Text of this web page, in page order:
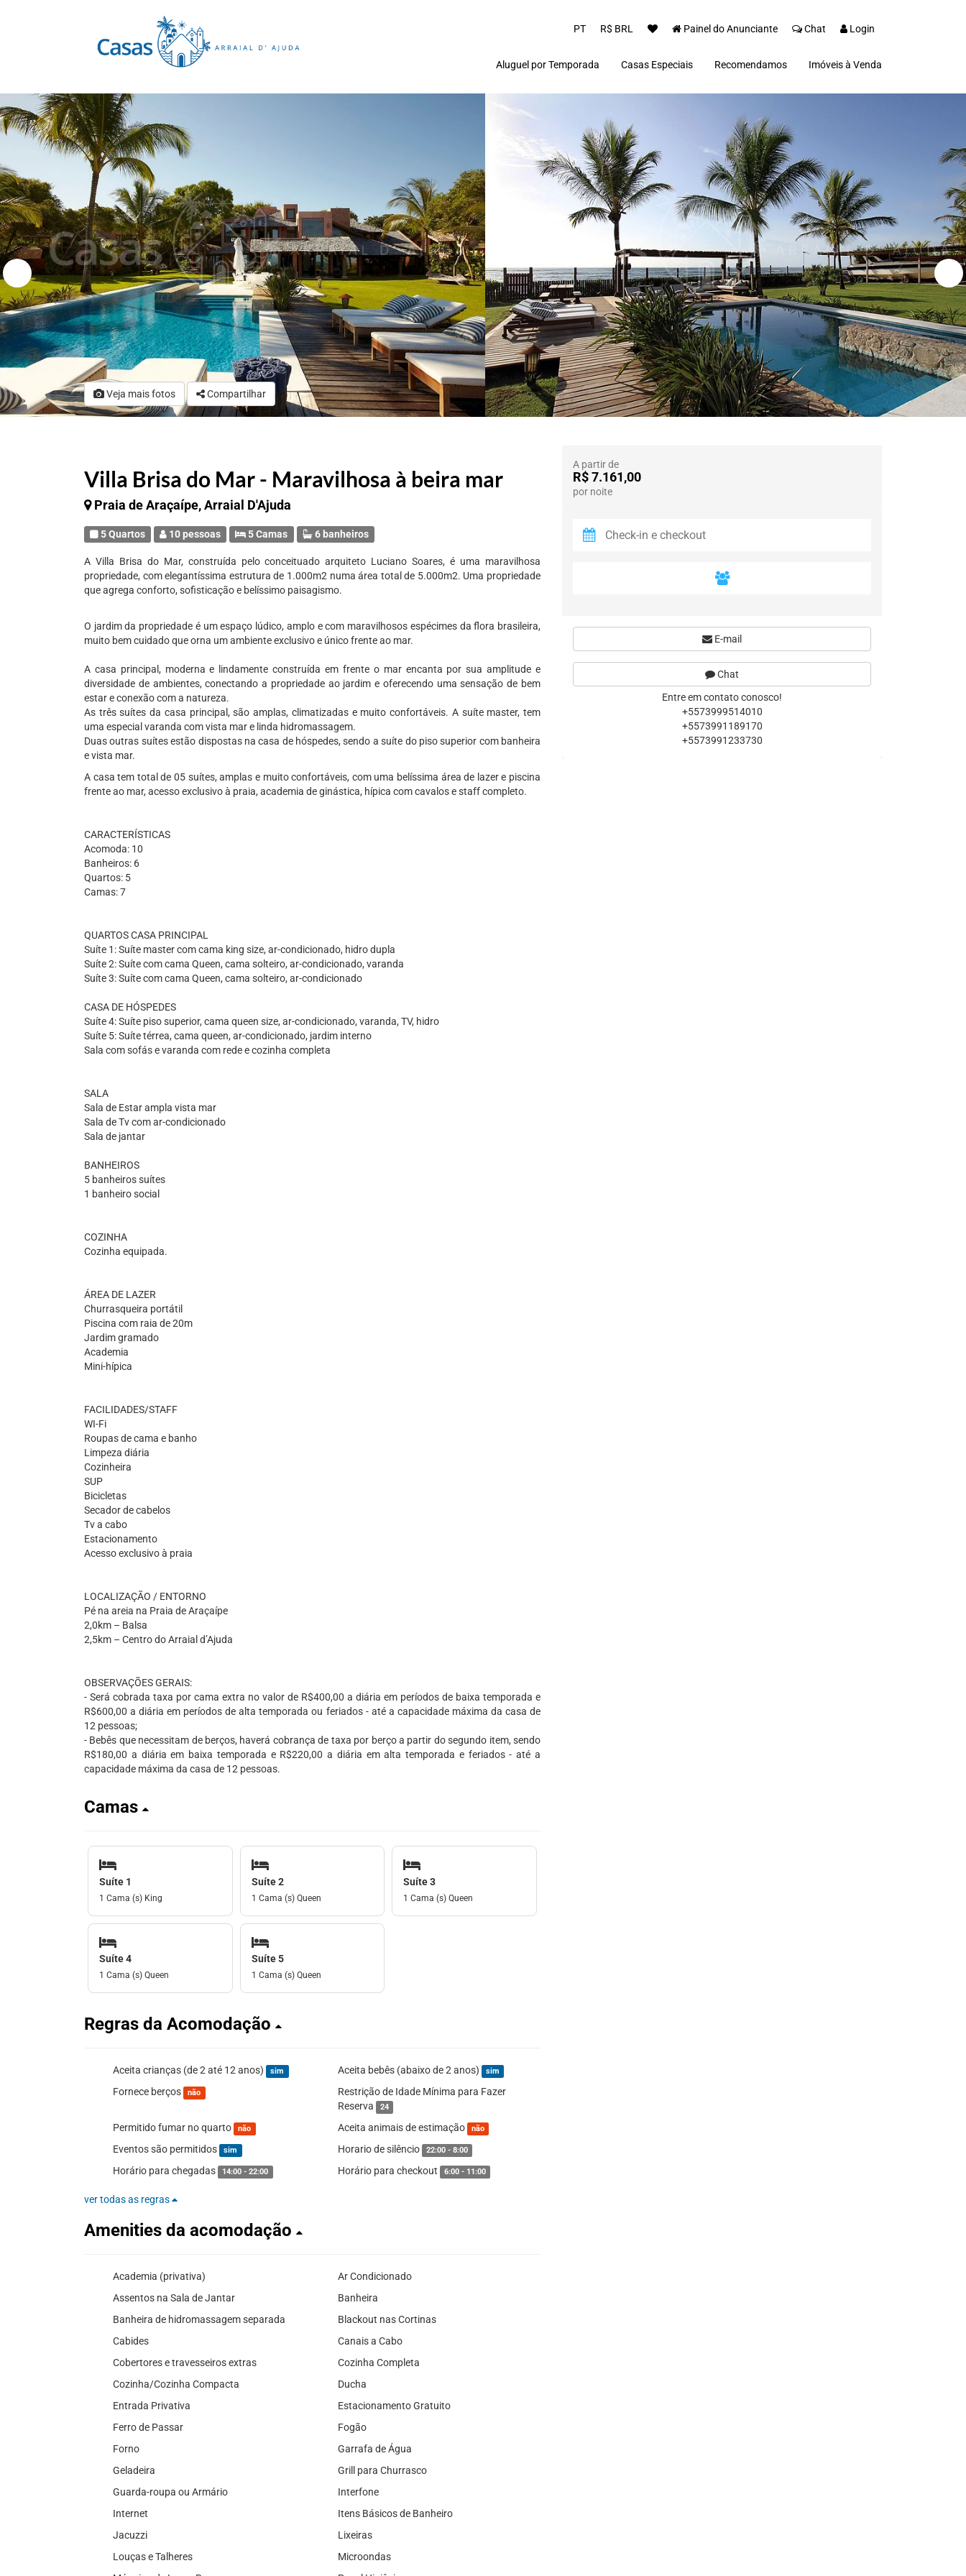
PT R$ BRL Painel do Anunciante Chat Login
Aluguel por Temporada Casas Especiais
Praia do Espelho
Recomendamos Imóveis à Venda
Veja mais fotos Compartilhar
Villa Brisa do Mar - Maravilhosa à beira mar
Praia de Araçaípe, Arraial D'Ajuda
5 Quartos 10 pessoas 5 Camas 6 banheiros
A Villa Brisa do Mar, construída pelo conceituado arquiteto Luciano Soares, é uma maravilhosa
propriedade, com elegantíssima estrutura de 1.000m2 numa área total de 5.000m2. Uma propriedade
que agrega conforto, sofisticação e belíssimo paisagismo.
O jardim da propriedade é um espaço lúdico, amplo e com maravilhosos espécimes da flora brasileira,
muito bem cuidado que orna um ambiente exclusivo e único frente ao mar.
A casa principal, moderna e lindamente construída em frente o mar encanta por sua amplitude e
diversidade de ambientes, conectando a propriedade ao jardim e oferecendo uma sensação de bem
estar e conexão com a natureza.
As três suítes da casa principal, são amplas, climatizadas e muito confortáveis. A suíte master, tem
uma especial varanda com vista mar e linda hidromassagem.
Duas outras suítes estão dispostas na casa de hóspedes, sendo a suíte do piso superior com banheira
e vista mar.
A casa tem total de 05 suítes, amplas e muito confortáveis, com uma belíssima área de lazer e piscina
frente ao mar, acesso exclusivo à praia, academia de ginástica, hípica com cavalos e staff completo.
CARACTERÍSTICAS
Acomoda: 10
Banheiros: 6
Quartos: 5
Camas: 7
QUARTOS CASA PRINCIPAL
Suíte 1: Suíte master com cama king size, ar-condicionado, hidro dupla
Suíte 2: Suíte com cama Queen, cama solteiro, ar-condicionado, varanda
Suíte 3: Suíte com cama Queen, cama solteiro, ar-condicionado
CASA DE HÓSPEDES
Suíte 4: Suíte piso superior, cama queen size, ar-condicionado, varanda, TV, hidro
Suíte 5: Suíte térrea, cama queen, ar-condicionado, jardim interno
Sala com sofás e varanda com rede e cozinha completa
SALA
Sala de Estar ampla vista mar
Sala de Tv com ar-condicionado
Sala de jantar
BANHEIROS
5 banheiros suítes
1 banheiro social
COZINHA
Cozinha equipada.
ÁREA DE LAZER
Churrasqueira portátil
Piscina com raia de 20m
Jardim gramado
Academia
Mini-hípica
FACILIDADES/STAFF
WI-Fi
Roupas de cama e banho
Limpeza diária
Cozinheira
SUP
Bicicletas
Secador de cabelos
Tv a cabo
Estacionamento
Acesso exclusivo à praia
LOCALIZAÇÃO / ENTORNO
Pé na areia na Praia de Araçaípe
2,0km – Balsa
2,5km – Centro do Arraial d’Ajuda
OBSERVAÇÕES GERAIS:
- Será cobrada taxa por cama extra no valor de R$400,00 a diária em períodos de baixa temporada e
R$600,00 a diária em períodos de alta temporada ou feriados - até a capacidade máxima da casa de
12 pessoas;
- Bebês que necessitam de berços, haverá cobrança de taxa por berço a partir do segundo item, sendo
R$180,00 a diária em baixa temporada e R$220,00 a diária em alta temporada e feriados - até a
capacidade máxima da casa de 12 pessoas.
Camas
Suíte 1
1 Cama (s) King
Suíte 2
1 Cama (s) Queen
Suíte 3
1 Cama (s) Queen
Suíte 4
1 Cama (s) Queen
Suíte 5
1 Cama (s) Queen
Regras da Acomodação
Aceita crianças (de 2 até 12 anos) sim Aceita bebês (abaixo de 2 anos) sim
Fornece berços não
Restrição de Idade Mínima para Fazer
Reserva
24
Permitido fumar no quarto não Aceita animais de estimação não
Eventos são permitidos sim Horario de silêncio 22:00 - 8:00
Horário para chegadas 14:00 - 22:00 Horário para checkout 6:00 - 11:00
ver todas as regras
Amenities da acomodação
Academia (privativa)
Ar Condicionado
Assentos na Sala de Jantar
Banheira
Banheira de hidromassagem separada
Blackout nas Cortinas
Cabides
Canais a Cabo
Cobertores e travesseiros extras
Cozinha Completa
Cozinha/Cozinha Compacta
Ducha
Entrada Privativa
Estacionamento Gratuito
Ferro de Passar
Fogão
Forno
Garrafa de Água
Geladeira
Grill para Churrasco
Guarda-roupa ou Armário
Interfone
Internet
Itens Básicos de Banheiro
Jacuzzi
Lixeiras
Louças e Talheres
Microondas
A partir de
R$ 7.161,00
por noite
E-mail
Chat
Entre em contato conosco!
+5573999514010
+5573991189170
+5573991233730